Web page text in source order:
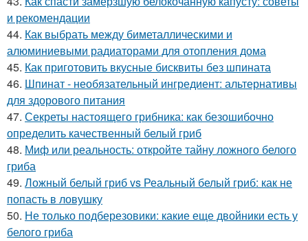
и рекомендации
44. Как выбрать между биметаллическими и
алюминиевыми радиаторами для отопления дома
45. Как приготовить вкусные бисквиты без шпината
46. Шпинат - необязательный ингредиент: альтернативы
для здорового питания
47. Секреты настоящего грибника: как безошибочно
определить качественный белый гриб
48. Миф или реальность: откройте тайну ложного белого
гриба
49. Ложный белый гриб vs Реальный белый гриб: как не
попасть в ловушку
50. Не только подберезовики: какие еще двойники есть у
белого гриба